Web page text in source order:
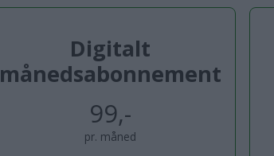
Digitalt
månedsabonnement
99,-
pr. måned